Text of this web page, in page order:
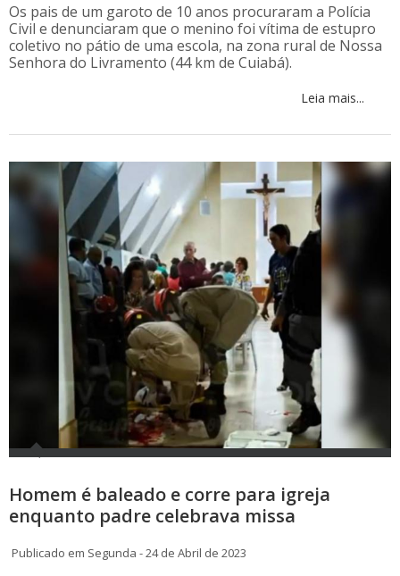
Os pais de um garoto de 10 anos procuraram a Polícia
Civil e denunciaram que o menino foi vítima de estupro
coletivo no pátio de uma escola, na zona rural de Nossa
Senhora do Livramento (44 km de Cuiabá).
Leia mais...
Homem é baleado e corre para igreja
enquanto padre celebrava missa
Publicado em Segunda - 24 de Abril de 2023